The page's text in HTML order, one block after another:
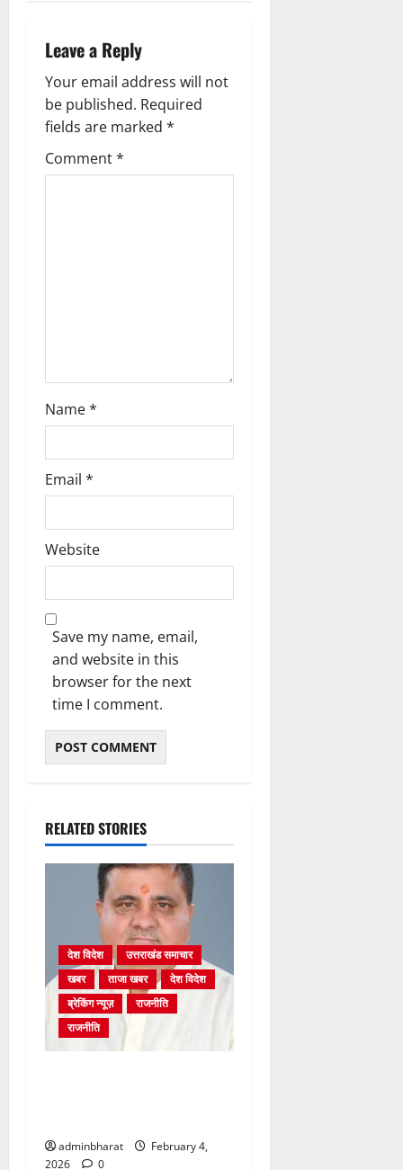
i
g
a
t
Leave a Reply
Your email address will not
be published. Required
fields are marked *
Comment*
Name*
Email *
Website
Save my name, email,
and website in this
browser for the next
time I comment.
RELATED STORIES
देश विदेश
उत्तराखंड समाचार
खबर
ताजा खबर
देश विदेश
ब्रेकिंग न्यूज़
राजनीति
राजनीति
adminbharat
February 4,
2026
0